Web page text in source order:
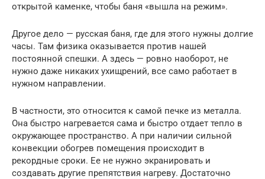
открытой каменке, чтобы баня «вышла на режим».
Другое дело — русская баня, где для этого нужны долгие
часы. Там физика оказывается против нашей
постоянной спешки. А здесь — ровно наоборот, не
нужно даже никаких ухищрений, все само работает в
нужном направлении.
В частности, это относится к самой печке из металла.
Она быстро нагревается сама и быстро отдает тепло в
окружающее пространство. А при наличии сильной
конвекции обогрев помещения происходит в
рекордные сроки. Ее не нужно экранировать и
создавать другие препятствия нагреву. Достаточно